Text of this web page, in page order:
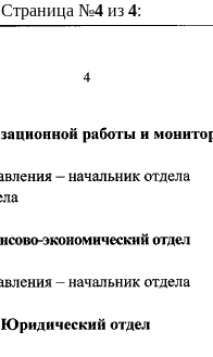
Страница №4из 4: